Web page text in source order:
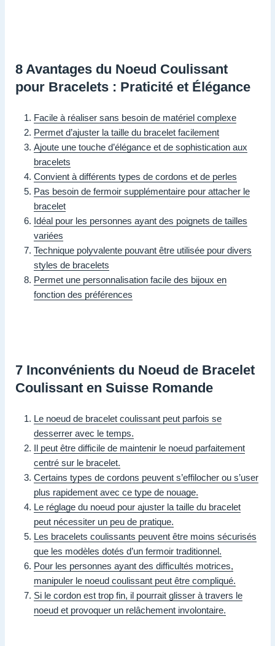
8 Avantages du Noeud Coulissant
pour Bracelets : Praticité et Élégance
Facile à réaliser sans besoin de matériel complexe
Permet d’ajuster la taille du bracelet facilement
Ajoute une touche d’élégance et de sophistication aux
bracelets
Convient à différents types de cordons et de perles
Pas besoin de fermoir supplémentaire pour attacher le
bracelet
Idéal pour les personnes ayant des poignets de tailles
variées
Technique polyvalente pouvant être utilisée pour divers
styles de bracelets
Permet une personnalisation facile des bijoux en
fonction des préférences
7 Inconvénients du Noeud de Bracelet
Coulissant en Suisse Romande
Le noeud de bracelet coulissant peut parfois se
desserrer avec le temps.
Il peut être difficile de maintenir le noeud parfaitement
centré sur le bracelet.
Certains types de cordons peuvent s’effilocher ou s’user
plus rapidement avec ce type de nouage.
Le réglage du noeud pour ajuster la taille du bracelet
peut nécessiter un peu de pratique.
Les bracelets coulissants peuvent être moins sécurisés
que les modèles dotés d’un fermoir traditionnel.
Pour les personnes ayant des difficultés motrices,
manipuler le noeud coulissant peut être compliqué.
Si le cordon est trop fin, il pourrait glisser à travers le
noeud et provoquer un relâchement involontaire.